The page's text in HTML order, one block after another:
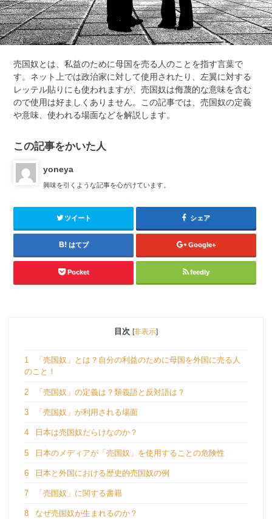
売国奴とは、私益のために母国を売る人のことを指す言葉で
す。ネット上では政治家に対して使用されたり、左翼に対する
レッテル貼りにも使われますが、売国奴は侮蔑的な意味を含む
ので使用は好ましくありません。この記事では、売国奴の定義
や意味、使われる場面などを解説します。
この記事をかいた人
yoneya
興味を引くような記事を心がけています。
ツイート シェア
はてブ Google+
Pocket feedly
目次 [非表示]
1
「売国奴」とは？自分の利益のために母国を外国に売る人
のこと！
2 「売国奴」の定義は？類義語と反対語は？
3 「売国奴」が利用される場面
4 日本は売国奴だらけなのか？
5 日本のメディアが「売国奴」を使用することの危険性
6 日本と外国における歴史的売国奴の例
7 「売国奴」に関する書籍
8 なぜ売国奴が生まれるのか？